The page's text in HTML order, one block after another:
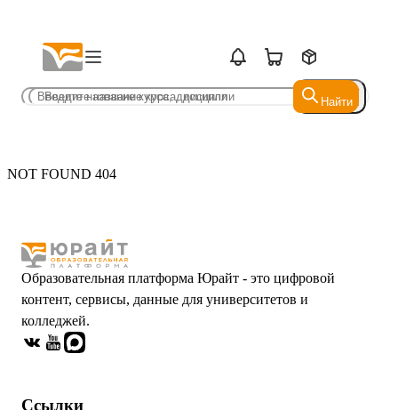
Найти
Найти
NOT FOUND 404
Образовательная платформа Юрайт - это цифровой
контент, сервисы, данные для университетов и
колледжей.
Ссылки